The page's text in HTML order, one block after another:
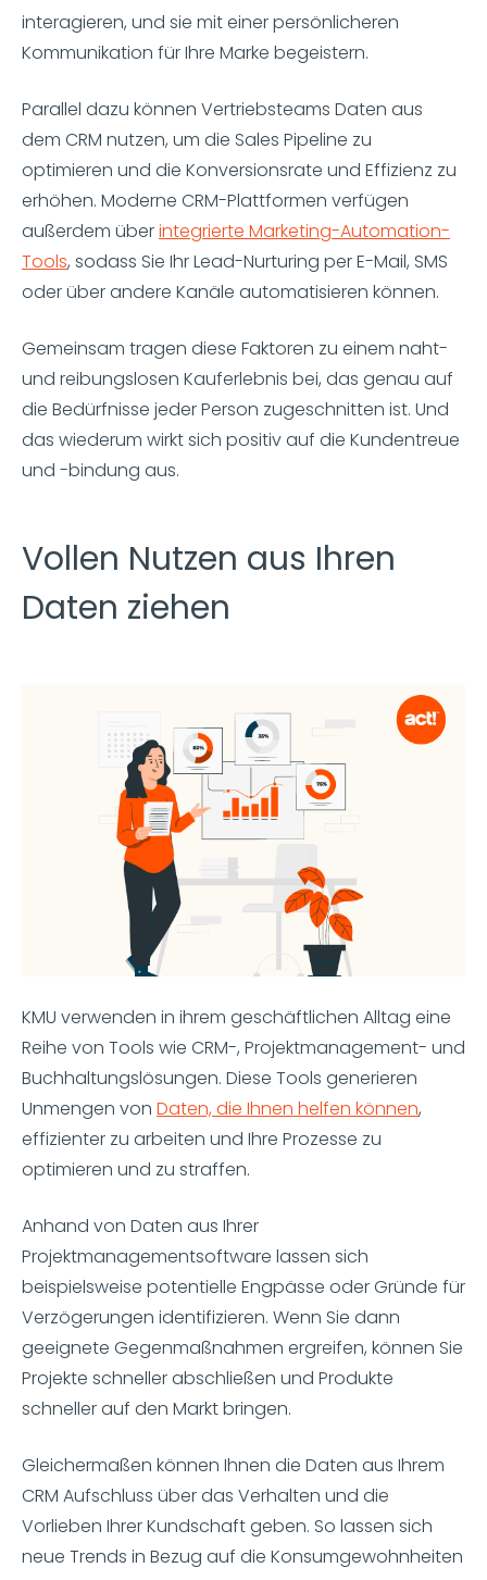
interagieren, und sie mit einer persönlicheren
Kommunikation für Ihre Marke begeistern.
Parallel dazu können Vertriebsteams Daten aus
dem CRM nutzen, um die Sales Pipeline zu
optimieren und die Konversionsrate und Effizienz zu
erhöhen. Moderne CRM-Plattformen verfügen
außerdem überintegrierte Marketing-Automation-
Tools, sodass Sie Ihr Lead-Nurturing per E-Mail, SMS
oder über andere Kanäle automatisieren können.
Gemeinsam tragen diese Faktoren zu einem naht-
und reibungslosen Kauferlebnis bei, das genau auf
die Bedürfnisse jeder Person zugeschnitten ist. Und
das wiederum wirkt sich positiv auf die Kundentreue
und -bindung aus.
Vollen Nutzen aus Ihren
Daten ziehen
KMU verwenden in ihrem geschäftlichen Alltag eine
Reihe von Tools wie CRM-, Projektmanagement- und
Buchhaltungslösungen. Diese Tools generieren
Unmengen von Daten, die Ihnen helfen können,
effizienter zu arbeiten und Ihre Prozesse zu
optimieren und zu straffen.
Anhand von Daten aus Ihrer
Projektmanagementsoftware lassen sich
beispielsweise potentielle Engpässe oder Gründe für
Verzögerungen identifizieren. Wenn Sie dann
geeignete Gegenmaßnahmen ergreifen, können Sie
Projekte schneller abschließen und Produkte
schneller auf den Markt bringen.
Gleichermaßen können Ihnen die Daten aus Ihrem
CRM Aufschluss über das Verhalten und die
Vorlieben Ihrer Kundschaft geben. So lassen sich
neue Trends in Bezug auf die Konsumgewohnheiten